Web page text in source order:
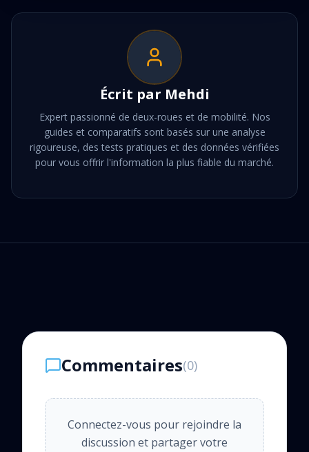
Écrit par Mehdi
Expert passionné de deux-roues et de mobilité. Nos
guides et comparatifs sont basés sur une analyse
rigoureuse, des tests pratiques et des données vérifiées
pour vous offrir l'information la plus fiable du marché.
Commentaires(0)
Connectez-vous pour rejoindre la
discussion et partager votre